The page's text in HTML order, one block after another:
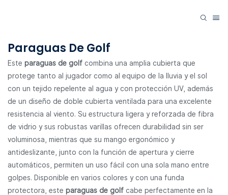
Paraguas De Golf
Este paraguas de golf combina una amplia cubierta que
protege tanto al jugador como al equipo de la lluvia y el sol
con un tejido repelente al agua y con protección UV, además
de un diseño de doble cubierta ventilada para una excelente
resistencia al viento. Su estructura ligera y reforzada de fibra
de vidrio y sus robustas varillas ofrecen durabilidad sin ser
voluminosa, mientras que su mango ergonómico y
antideslizante, junto con la función de apertura y cierre
automáticos, permiten un uso fácil con una sola mano entre
golpes. Disponible en varios colores y con una funda
protectora, este paraguas de golf cabe perfectamente en la